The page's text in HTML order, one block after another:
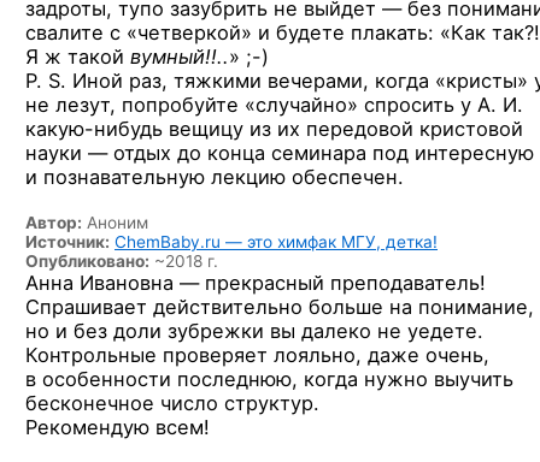
задроты, тупо зазубрить не выйдет — без
свалите с «четверкой» и будете плакать: «Как так?!
Я ж такой вумный!!..» ;-)
P. S. Иной раз, тяжкими вечерами, когда «кристы»
не лезут, попробуйте «случайно» спросить у А. И.
какую-нибудь вещицу из их передовой кристовой
науки — отдых до конца семинара под интересную
и познавательную лекцию обеспечен.
Автор: Аноним
Источник: ChemBaby.ru — это химфак МГУ, детка!
Опубликовано: ~2018 г.
Анна Ивановна — прекрасный преподаватель!
Спрашивает действительно больше на понимание,
но и без доли зубрежки вы далеко не уедете.
Контрольные проверяет лояльно, даже очень,
в особенности последнюю, когда нужно выучить
бесконечное число структур.
Рекомендую всем!